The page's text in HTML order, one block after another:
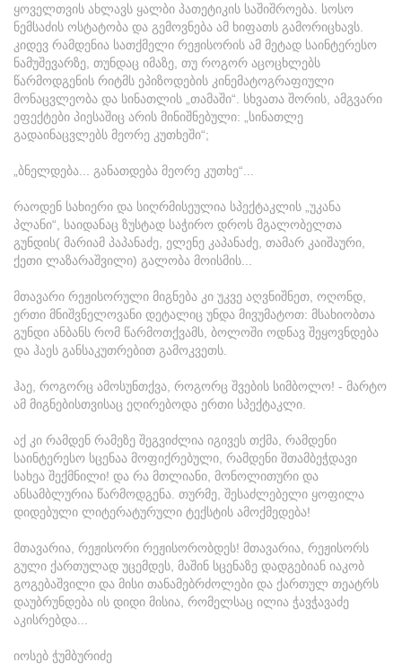
ყოველთვის ახლავს ყალბი პათეტიკის საშიშროება. სოსო
ნემსაძის ოსტატობა და გემოვნება ამ ხიფათს გამორიცხავს.
კიდევ რამდენია სათქმელი რეჟისორის ამ მეტად საინტერესო
ნამუშევარზე, თუნდაც იმაზე, თუ როგორ აცოცხლებს
წარმოდგენის რიტმს ეპიზოდების კინემატოგრაფიული
მონაცვლეობა და სინათლის „თამაში“. სხვათა შორის, ამგვარი
ეფექტები პიესაშიც არის მინიშნებული: „სინათლე
გადაინაცვლებს მეორე კუთხეში“;
„ბნელდება... განათდება მეორე კუთხე“...
რაოდენ სახიერი და სიღრმისეულია სპექტაკლის „უკანა
პლანი“, საიდანაც ზუსტად საჭირო დროს მგალობელთა
გუნდის( მარიამ პაპანაძე, ელენე კაპანაძე, თამარ კაიშაური,
ქეთი ლაზარაშვილი) გალობა მოისმის...
მთავარი რეჟისორული მიგნება კი უკვე აღვნიშნეთ, ოღონდ,
ერთი მნიშვნელოვანი დეტალიც უნდა მივუმატოთ: მსახიობთა
გუნდი ანბანს რომ წარმოთქვამს, ბოლოში ოდნავ შეყოვნდება
და ჰაეს განსაკუთრებით გამოკვეთს.
ჰაე, როგორც ამოსუნთქვა, როგორც შვების სიმბოლო! - მარტო
ამ მიგნებისთვისაც ეღირებოდა ერთი სპექტაკლი.
აქ კი რამდენ რამეზე შეგვიძლია იგივეს თქმა, რამდენი
საინტერესო სცენაა მოფიქრებული, რამდენი შთამბეჭდავი
სახეა შექმნილი! და რა მთლიანი, მონოლითური და
ანსამბლურია წარმოდგენა. თურმე, შესაძლებელი ყოფილა
დიდებული ლიტერატურული ტექსტის ამოქმედება!
მთავარია, რეჟისორი რეჟისორობდეს! მთავარია, რეჟისორს
გული ქართულად უცემდეს, მაშინ სცენაზე დადგებიან იაკობ
გოგებაშვილი და მისი თანამებრძოლები და ქართულ თეატრს
დაუბრუნდება ის დიდი მისია, რომელსაც ილია ჭავჭავაძე
აკისრებდა...
იოსებ ჭუმბურიძე